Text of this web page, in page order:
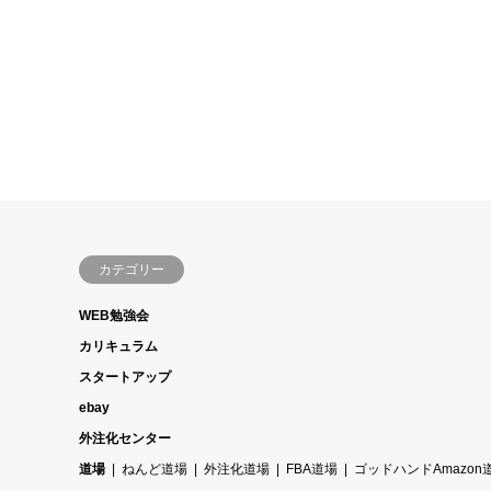
カテゴリー
WEB勉強会
カリキュラム
スタートアップ
ebay
外注化センター
道場
ねんど道場 外注化道場 FBA道場 ゴッドハンドAmazon